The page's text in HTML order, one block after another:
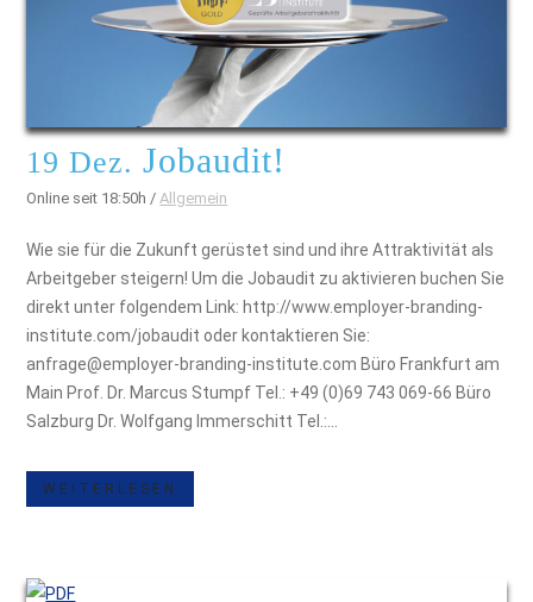
19 Dez. Jobaudit!
Online seit 18:50h /Allgemein
Wie sie für die Zukunft gerüstet sind und ihre Attraktivität als
Arbeitgeber steigern! Um die Jobaudit zu aktivieren buchen Sie
direkt unter folgendem Link: http://www.employer-branding-
institute.com/jobaudit oder kontaktieren Sie:
anfrage@employer-branding-institute.com Büro Frankfurt am
Main Prof. Dr. Marcus Stumpf Tel.: +49 (0)69 743 069-66 Büro
Salzburg Dr. Wolfgang Immerschitt Tel.:...
WEITERLESEN